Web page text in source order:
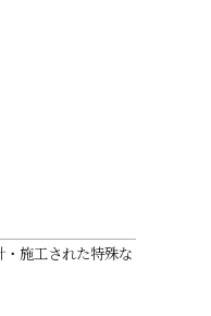
施工された特殊な